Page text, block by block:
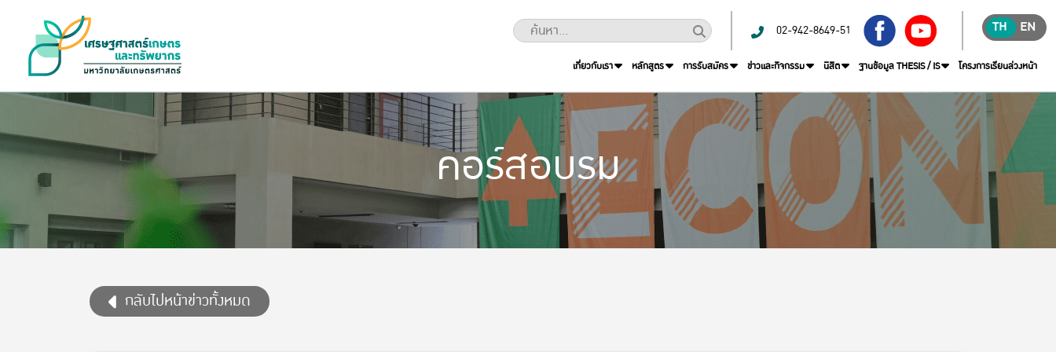
02-942-8649-51 EN
TH
เกี่ยวกับเรา หลักสูตร การรับสมัคร ข่าวและกิจกรรม นิสิต ฐานข้อมูล THESIS / IS โครงการเรียนล่วงหน้า
คอร์สอบรม
กลับไปหน้าข่าวทั้งหมด